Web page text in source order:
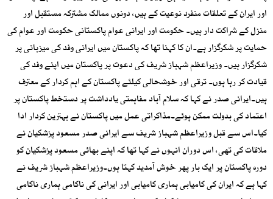
اور ایران کے تعلقات منفرد نوعیت کے ہیں، دونوں ممالک مشترکہ مستقبل اور
منزل کے شراکت دار ہیں۔ حکومت اور ایرانی عوام پاکستانی حکومت اور عوام کی
حمایت پر شکرگزار ہے۔ان کا کہنا تھا کہ پاکستان میں ایرانی وفد کی میزبانی پر
شکرگزار ہیں۔ وزیراعظم شہباز شریف کی دعوت پر پاکستان میں اپنے وفد کی
قیادت کر رہا ہوں۔ ترقی اور خوشحالی کیلئے پاکستان کے اہم کردار کے معترف
ہیں۔ایرانی صدر نے کہا کہ سلام آباد مفاہمتی یادداشت پر دستخط پاکستان پر
اعتماد کی بدولت ممکن ہوئے۔مذاکراتی عمل میں پاکستان نے بہترین کردار ادا
کیا۔اس سے قبل وزیراعظم شہباز شریف سے ایرانی صدر مسعود پزشکیان نے
ملاقات کی تھی، اس دوران انہوں نے کہا تھا کہ اپنے بھائی مسعود پزشکیان کو
دورہ پاکستان پر ایک بار پھر خوش آمدید کہتا ہوں۔وزیراعظم شہباز شریف نے
کہا ہے کہ ایران کی کامیابی ہماری کامیابی اور ایرانی کی ناکامی ہماری ناکامی